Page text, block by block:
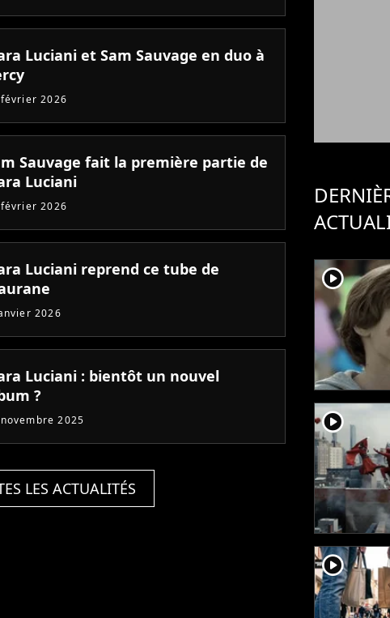
Luciani et Sam Sauvage en duo à
2026
Sauvage fait la première partie de
Luciani
2026
Luciani reprend ce tube de
2026
Luciani : bientôt un nouvel
?
2025
LES ACTUALITÉS
player2
player2
player2